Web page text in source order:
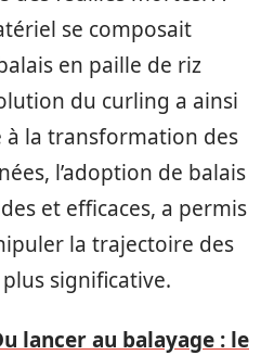
se composait
en paille de riz
du curling a ainsi
la transformation des
l’adoption de balais
et efficaces, a permis
la trajectoire des
significative.
lancer au balayage : le